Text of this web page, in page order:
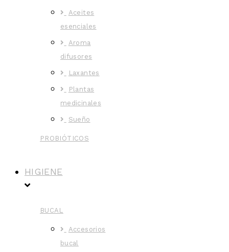
Aceites
esenciales
Aroma
difusores
Laxantes
Plantas
medicinales
Sueño
PROBIÓTICOS
HIGIENE
BUCAL
Accesorios
bucal